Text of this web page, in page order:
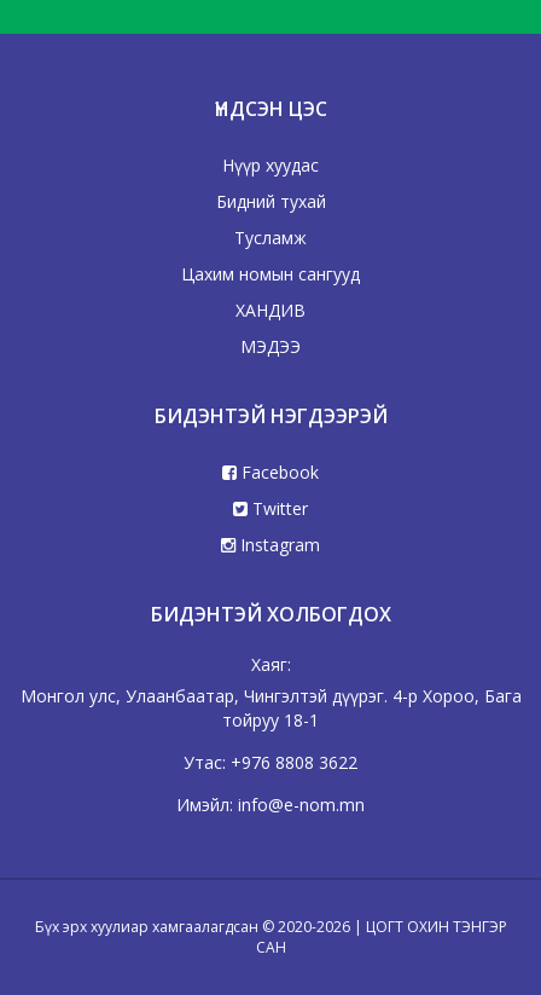
ҮНДСЭН ЦЭС
Нүүр хуудас
Бидний тухай
Тусламж
Цахим номын сангууд
ХАНДИВ
МЭДЭЭ
БИДЭНТЭЙ НЭГДЭЭРЭЙ
Facebook
Twitter
Instagram
БИДЭНТЭЙ ХОЛБОГДОХ
Хаяг:
Монгол улс, Улаанбаатар, Чингэлтэй дүүрэг. 4-р Хороо, Бага
тойруу 18-1
Утас: +976 8808 3622
Имэйл: info@e-nom.mn
Бүх эрх хуулиар хамгаалагдсан © 2020-2026 | ЦОГТ ОХИН ТЭНГЭР
САН